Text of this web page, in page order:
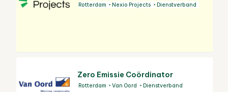
Rotterdam Nexio Projects Dienstverband
Zero Emissie Coördinator
Rotterdam Van Oord Dienstverband